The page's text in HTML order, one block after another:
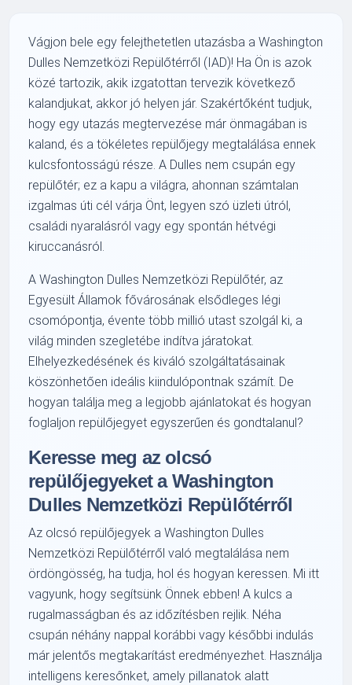
Vágjon bele egy felejthetetlen utazásba a Washington
Dulles Nemzetközi Repülőtérről (IAD)! Ha Ön is azok
közé tartozik, akik izgatottan tervezik következő
kalandjukat, akkor jó helyen jár. Szakértőként tudjuk,
hogy egy utazás megtervezése már önmagában is
kaland, és a tökéletes repülőjegy megtalálása ennek
kulcsfontosságú része. A Dulles nem csupán egy
repülőtér; ez a kapu a világra, ahonnan számtalan
izgalmas úti cél várja Önt, legyen szó üzleti útról,
családi nyaralásról vagy egy spontán hétvégi
kiruccanásról.
A Washington Dulles Nemzetközi Repülőtér, az
Egyesült Államok fővárosának elsődleges légi
csomópontja, évente több millió utast szolgál ki, a
világ minden szegletébe indítva járatokat.
Elhelyezkedésének és kiváló szolgáltatásainak
köszönhetően ideális kiindulópontnak számít. De
hogyan találja meg a legjobb ajánlatokat és hogyan
foglaljon repülőjegyet egyszerűen és gondtalanul?
Keresse meg az olcsó
repülőjegyeket a Washington
Dulles Nemzetközi Repülőtérről
Az olcsó repülőjegyek a Washington Dulles
Nemzetközi Repülőtérről való megtalálása nem
ördöngösség, ha tudja, hol és hogyan keressen. Mi itt
vagyunk, hogy segítsünk Önnek ebben! A kulcs a
rugalmasságban és az időzítésben rejlik. Néha
csupán néhány nappal korábbi vagy későbbi indulás
már jelentős megtakarítást eredményezhet. Használja
intelligens keresőnket, amely pillanatok alatt